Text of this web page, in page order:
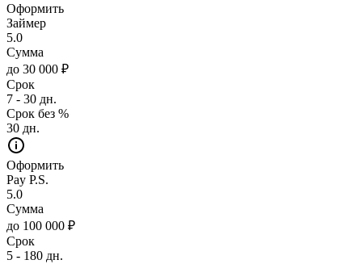
Оформить
Займер
5.0
Сумма
до 30 000 ₽
Срок
7 - 30 дн.
Срок без %
30 дн.
Оформить
Pay P.S.
5.0
Сумма
до 100 000 ₽
Срок
5 - 180 дн.